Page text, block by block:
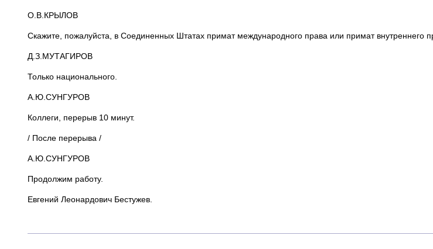
О.В.КРЫЛОВ
Скажите, пожалуйста, в Соединенных Штатах примат международного права или примат внутреннего
Д.З.МУТАГИРОВ
Только национального.
А.Ю.СУНГУРОВ
Коллеги, перерыв 10 минут.
/ После перерыва /
А.Ю.СУНГУРОВ
Продолжим работу.
Евгений Леонардович Бестужев.